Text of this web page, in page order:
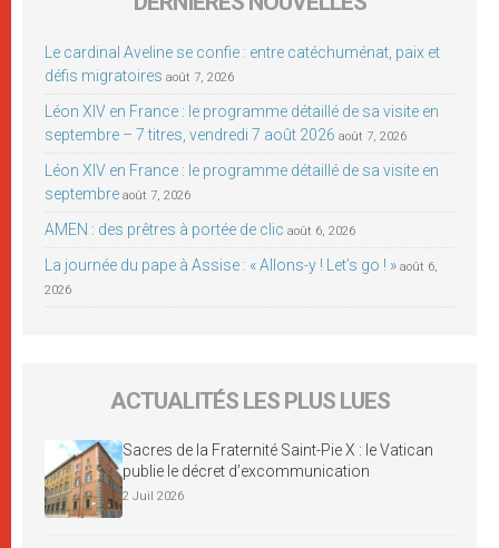
Le cardinal Aveline se confie : entre catéchuménat, paix et
défis migratoires août 7, 2026
Léon XIV en France : le programme détaillé de sa visite en
septembre – 7 titres, vendredi 7 août 2026 août 7, 2026
Léon XIV en France : le programme détaillé de sa visite en
septembre août 7, 2026
AMEN : des prêtres à portée de clic août 6, 2026
La journée du pape à Assise : « Allons-y ! Let’s go ! » août 6,
2026
ACTUALITÉS LES PLUS LUES
Sacres de la Fraternité Saint-Pie X : le Vatican
publie le décret d’excommunication
2 Juil 2026